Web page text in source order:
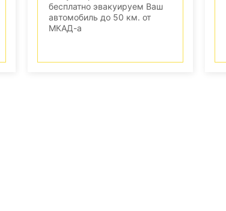
бесплатно эвакуируем Ваш
автомобиль до 50 км. от
МКАД-а